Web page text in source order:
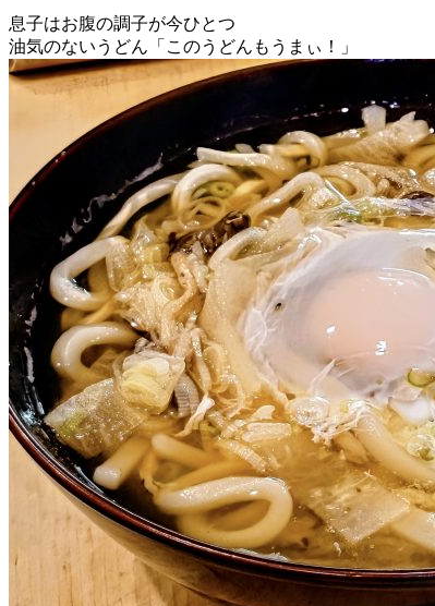
息子はお腹の調子が今ひとつ
油気のないうどん「このうどんもうまぃ！」